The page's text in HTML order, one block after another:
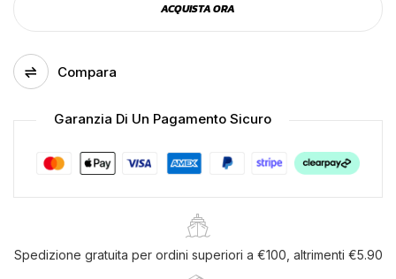
12v/24v
quantità
ACQUISTA ORA
Compara
Garanzia Di Un Pagamento Sicuro
Spedizione gratuita per ordini superiori a €100, altrimenti €5.90
Salva il mio nome, email e sito web in
questo browser per la prossima volta che
commento.